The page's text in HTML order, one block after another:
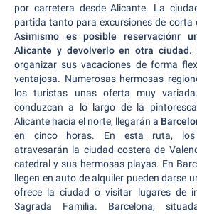
por carretera desde Alicante. La
partida tanto para excursiones de corta
Asimismo es posible reservaciónr
Alicante y devolverlo en otra ciudad.
organizar sus vacaciones de forma
ventajosa. Numerosas hermosas
los turistas unas oferta muy
conduzcan a lo largo de la
Alicante hacia el norte, llegarán a
en cinco horas. En esta ruta, los
atravesarán la ciudad costera de
catedral y sus hermosas playas. En
llegen en auto de alquiler pueden darse
ofrece la ciudad o visitar lugares de
Sagrada Familia. Barcelona,